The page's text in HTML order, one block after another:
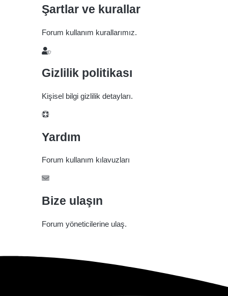
Şartlar ve kurallar
Forum kullanım kurallarımız.
Gizlilik politikası
Kişisel bilgi gizlilik detayları.
Yardım
Forum kullanım kılavuzları
Bize ulaşın
Forum yöneticilerine ulaş.